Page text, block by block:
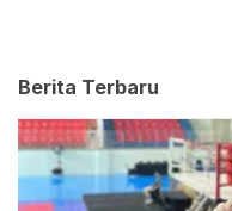
Berita Terbaru